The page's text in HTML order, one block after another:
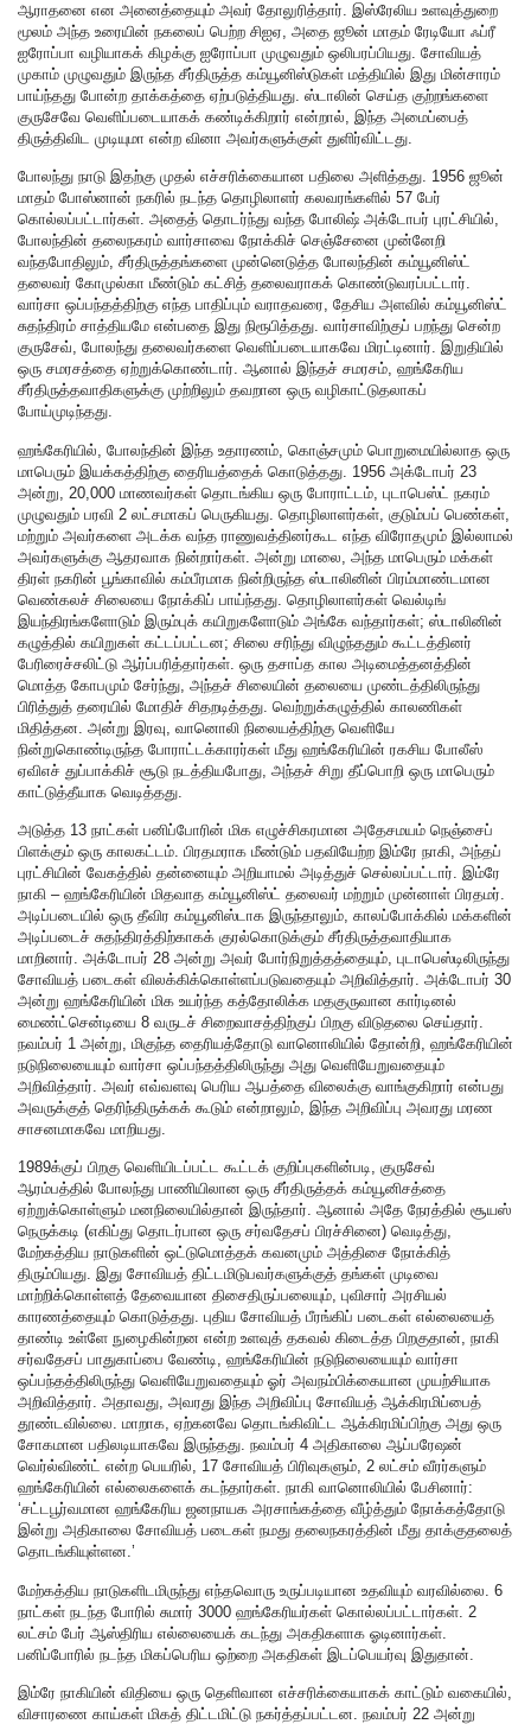
ஆராதனை என அனைத்தையும் அவர் தோலுரித்தார். இஸ்ரேலிய உளவுத்துறை
மூலம் அந்த உரையின் நகலைப் பெற்ற சிஐஏ, அதை ஜூன் மாதம் ரேடியோ ஃப்ரீ
ஐரோப்பா வழியாகக் கிழக்கு ஐரோப்பா முழுவதும் ஒலிபரப்பியது. சோவியத்
முகாம் முழுவதும் இருந்த சீர்திருத்த கம்யூனிஸ்டுகள் மத்தியில் இது மின்சாரம்
பாய்ந்தது போன்ற தாக்கத்தை ஏற்படுத்தியது. ஸ்டாலின் செய்த குற்றங்களை
குருசேவே வெளிப்படையாகக் கண்டிக்கிறார் என்றால், இந்த அமைப்பைத்
திருத்திவிட முடியுமா என்ற வினா அவர்களுக்குள் துளிர்விட்டது.
போலந்து நாடு இதற்கு முதல் எச்சரிக்கையான பதிலை அளித்தது. 1956 ஜூன்
மாதம் போஸ்னான் நகரில் நடந்த தொழிலாளர் கலவரங்களில் 57 பேர்
கொல்லப்பட்டார்கள். அதைத் தொடர்ந்து வந்த போலிஷ் அக்டோபர் புரட்சியில்,
போலந்தின் தலைநகரம் வார்சாவை நோக்கிச் செஞ்சேனை முன்னேறி
வந்தபோதிலும், சீர்திருத்தங்களை முன்னெடுத்த போலந்தின் கம்யூனிஸ்ட்
தலைவர் கோமுல்கா மீண்டும் கட்சித் தலைவராகக் கொண்டுவரப்பட்டார்.
வார்சா ஒப்பந்தத்திற்கு எந்த பாதிப்பும் வராதவரை, தேசிய அளவில் கம்யூனிஸ்ட்
சுதந்திரம் சாத்தியமே என்பதை இது நிரூபித்தது. வார்சாவிற்குப் பறந்து சென்ற
குருசேவ், போலந்து தலைவர்களை வெளிப்படையாகவே மிரட்டினார். இறுதியில்
ஒரு சமரசத்தை ஏற்றுக்கொண்டார். ஆனால் இந்தச் சமரசம், ஹங்கேரிய
சீர்திருத்தவாதிகளுக்கு முற்றிலும் தவறான ஒரு வழிகாட்டுதலாகப்
போய்முடிந்தது.
ஹங்கேரியில், போலந்தின் இந்த உதாரணம், கொஞ்சமும் பொறுமையில்லாத ஒரு
மாபெரும் இயக்கத்திற்கு தைரியத்தைக் கொடுத்தது. 1956 அக்டோபர் 23
அன்று, 20,000 மாணவர்கள் தொடங்கிய ஒரு போராட்டம், புடாபெஸ்ட் நகரம்
முழுவதும் பரவி 2 லட்சமாகப் பெருகியது. தொழிலாளர்கள், குடும்பப் பெண்கள்,
மற்றும் அவர்களை அடக்க வந்த ராணுவத்தினர்கூட எந்த விரோதமும் இல்லாமல்
அவர்களுக்கு ஆதரவாக நின்றார்கள். அன்று மாலை, அந்த மாபெரும் மக்கள்
திரள் நகரின் பூங்காவில் கம்பீரமாக நின்றிருந்த ஸ்டாலினின் பிரம்மாண்டமான
வெண்கலச் சிலையை நோக்கிப் பாய்ந்தது. தொழிலாளர்கள் வெல்டிங்
இயந்திரங்களோடும் இரும்புக் கயிறுகளோடும் அங்கே வந்தார்கள்; ஸ்டாலினின்
கழுத்தில் கயிறுகள் கட்டப்பட்டன; சிலை சரிந்து விழுந்ததும் கூட்டத்தினர்
பேரிரைச்சலிட்டு ஆர்ப்பரித்தார்கள். ஒரு தசாப்த கால அடிமைத்தனத்தின்
மொத்த கோபமும் சேர்ந்து, அந்தச் சிலையின் தலையை முண்டத்திலிருந்து
பிரித்துத் தரையில் மோதிச் சிதறடித்தது. வெற்றுக்கழுத்தில் காலணிகள்
மிதித்தன. அன்று இரவு, வானொலி நிலையத்திற்கு வெளியே
நின்றுகொண்டிருந்த போராட்டக்காரர்கள் மீது ஹங்கேரியின் ரகசிய போலீஸ்
ஏவிஎச் துப்பாக்கிச் சூடு நடத்தியபோது, அந்தச் சிறு தீப்பொறி ஒரு மாபெரும்
காட்டுத்தீயாக வெடித்தது.
அடுத்த 13 நாட்கள் பனிப்போரின் மிக எழுச்சிகரமான அதேசமயம் நெஞ்சைப்
பிளக்கும் ஒரு காலகட்டம். பிரதமராக மீண்டும் பதவியேற்ற இம்ரே நாகி, அந்தப்
புரட்சியின் வேகத்தில் தன்னையும் அறியாமல் அடித்துச் செல்லப்பட்டார். இம்ரே
நாகி – ஹங்கேரியின் மிதவாத கம்யூனிஸ்ட் தலைவர் மற்றும் முன்னாள் பிரதமர்.
அடிப்படையில் ஒரு தீவிர கம்யூனிஸ்டாக இருந்தாலும், காலப்போக்கில் மக்களின்
அடிப்படைச் சுதந்திரத்திற்காகக் குரல்கொடுக்கும் சீர்திருத்தவாதியாக
மாறினார். அக்டோபர் 28 அன்று அவர் போர்நிறுத்தத்தையும், புடாபெஸ்டிலிருந்து
சோவியத் படைகள் விலக்கிக்கொள்ளப்படுவதையும் அறிவித்தார். அக்டோபர் 30
அன்று ஹங்கேரியின் மிக உயர்ந்த கத்தோலிக்க மதகுருவான கார்டினல்
மைண்ட்சென்டியை 8 வருடச் சிறைவாசத்திற்குப் பிறகு விடுதலை செய்தார்.
நவம்பர் 1 அன்று, மிகுந்த தைரியத்தோடு வானொலியில் தோன்றி, ஹங்கேரியின்
நடுநிலையையும் வார்சா ஒப்பந்தத்திலிருந்து அது வெளியேறுவதையும்
அறிவித்தார். அவர் எவ்வளவு பெரிய ஆபத்தை விலைக்கு வாங்குகிறார் என்பது
அவருக்குத் தெரிந்திருக்கக் கூடும் என்றாலும், இந்த அறிவிப்பு அவரது மரண
சாசனமாகவே மாறியது.
1989க்குப் பிறகு வெளியிடப்பட்ட கூட்டக் குறிப்புகளின்படி, குருசேவ்
ஆரம்பத்தில் போலந்து பாணியிலான ஒரு சீர்திருத்தக் கம்யூனிசத்தை
ஏற்றுக்கொள்ளும் மனநிலையில்தான் இருந்தார். ஆனால் அதே நேரத்தில் சூயஸ்
நெருக்கடி (எகிப்து தொடர்பான ஒரு சர்வதேசப் பிரச்சினை) வெடித்து,
மேற்கத்திய நாடுகளின் ஒட்டுமொத்தக் கவனமும் அத்திசை நோக்கித்
திரும்பியது. இது சோவியத் திட்டமிடுபவர்களுக்குத் தங்கள் முடிவை
மாற்றிக்கொள்ளத் தேவையான திசைதிருப்பலையும், புவிசார் அரசியல்
காரணத்தையும் கொடுத்தது. புதிய சோவியத் பீரங்கிப் படைகள் எல்லையைத்
தாண்டி உள்ளே நுழைகின்றன என்ற உளவுத் தகவல் கிடைத்த பிறகுதான், நாகி
சர்வதேசப் பாதுகாப்பை வேண்டி, ஹங்கேரியின் நடுநிலையையும் வார்சா
ஒப்பந்தத்திலிருந்து வெளியேறுவதையும் ஓர் அவநம்பிக்கையான முயற்சியாக
அறிவித்தார். அதாவது, அவரது இந்த அறிவிப்பு சோவியத் ஆக்கிரமிப்பைத்
தூண்டவில்லை. மாறாக, ஏற்கனவே தொடங்கிவிட்ட ஆக்கிரமிப்பிற்கு அது ஒரு
சோகமான பதிலடியாகவே இருந்தது. நவம்பர் 4 அதிகாலை ஆப்பரேஷன்
வெர்ல்விண்ட் என்ற பெயரில், 17 சோவியத் பிரிவுகளும், 2 லட்சம் வீரர்களும்
ஹங்கேரியின் எல்லைகளைக் கடந்தார்கள். நாகி வானொலியில் பேசினார்:
‘சட்டபூர்வமான ஹங்கேரிய ஜனநாயக அரசாங்கத்தை வீழ்த்தும் நோக்கத்தோடு
இன்று அதிகாலை சோவியத் படைகள் நமது தலைநகரத்தின் மீது தாக்குதலைத்
தொடங்கியுள்ளன.’
மேற்கத்திய நாடுகளிடமிருந்து எந்தவொரு உருப்படியான உதவியும் வரவில்லை. 6
நாட்கள் நடந்த போரில் சுமார் 3000 ஹங்கேரியர்கள் கொல்லப்பட்டார்கள். 2
லட்சம் பேர் ஆஸ்திரிய எல்லையைக் கடந்து அகதிகளாக ஓடினார்கள்.
பனிப்போரில் நடந்த மிகப்பெரிய ஒற்றை அகதிகள் இடப்பெயர்வு இதுதான்.
இம்ரே நாகியின் விதியை ஒரு தெளிவான எச்சரிக்கையாகக் காட்டும் வகையில்,
விசாரணை காய்கள் மிகத் திட்டமிட்டு நகர்த்தப்பட்டன. நவம்பர் 22 அன்று